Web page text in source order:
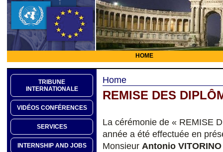
HOME
TRIBUNE
INTERNATIONALE
VIDÉOS CONFÉRENCES
SERVICES
INTERNSHIP AND JOBS
Home
REMISE DES
La cérémonie de « REMISE
année a été effectuée en
Monsieur Antonio VITORINO